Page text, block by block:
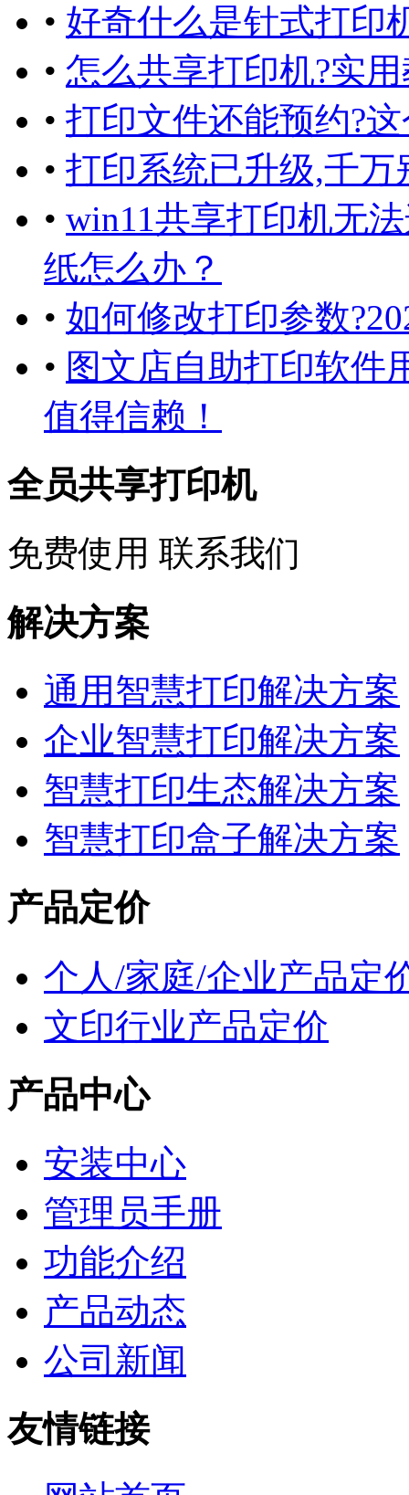
• 好奇什么是针式打印
• 怎么共享打印机?实
• 打印文件还能预约?
• 打印系统已升级,千万
• win11共享打印机无
纸怎么办？
• 如何修改打印参数
• 图文店自助打印软件
值得信赖！
全员共享打印机
免费使用 联系我们
解决方案
通用智慧打印解决方案
企业智慧打印解决方案
智慧打印生态解决方案
智慧打印盒子解决方案
产品定价
个人/家庭/企业产品定
文印行业产品定价
产品中心
安装中心
管理员手册
功能介绍
产品动态
公司新闻
友情链接